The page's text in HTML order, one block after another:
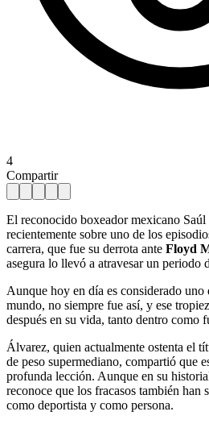
4
Compartir
El reconocido boxeador mexicano Saúl
recientemente sobre uno de los
carrera, que fue su derrota ante Floyd
asegura lo llevó a atravesar un periodo
Aunque hoy en día es considerado uno
mundo, no siempre fue así, y ese
después en su vida, tanto dentro como
Álvarez, quien actualmente ostenta el
de peso supermediano, compartió que
profunda lección. Aunque en su
reconoce que los fracasos también han
como deportista y como persona.